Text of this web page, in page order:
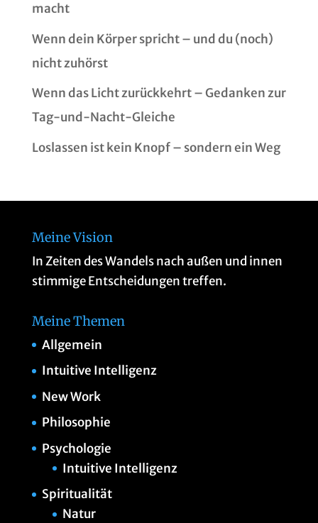
macht
Wenn dein Körper spricht – und du (noch)
nicht zuhörst
Wenn das Licht zurückkehrt – Gedanken zur
Tag-und-Nacht-Gleiche
Loslassen ist kein Knopf – sondern ein Weg
Meine Vision
In Zeiten des Wandels nach außen und innen
stimmige Entscheidungen treffen.
Meine Themen
Allgemein
Intuitive Intelligenz
New Work
Philosophie
Psychologie
Intuitive Intelligenz
Spiritualität
Natur